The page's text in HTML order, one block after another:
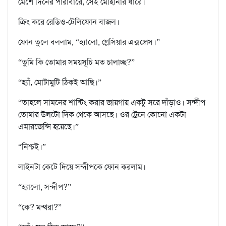
ক্রিং করে রেডিও-টেলিফোন বাজল।
ফোন তুলে বললাম, “হ‍্যালো, গ্লেসিয়ার এক্সপ্রেস।”
“তুমি কি তোমার সময়সূচি মত চালাচ্ছ?”
“হ‍্যাঁ, মোটামুটি ঠিকই আছি।”
“তাহলে সামনের শান্টিং করার জায়গায় একটু সরে দাঁড়াও। সন্দীপ
তোমার উলটো দিক থেকে আসছে। ওর ট্রেনে কোনো একটা
এমারজেন্সি হয়েছে।”
“নিশ্চই।”
লাইনটা কেটে দিয়ে সন্দীপকে ফোন করলাম।
“হ‍্যালো, সন্দীপ?”
“কে? মন্থরা?”